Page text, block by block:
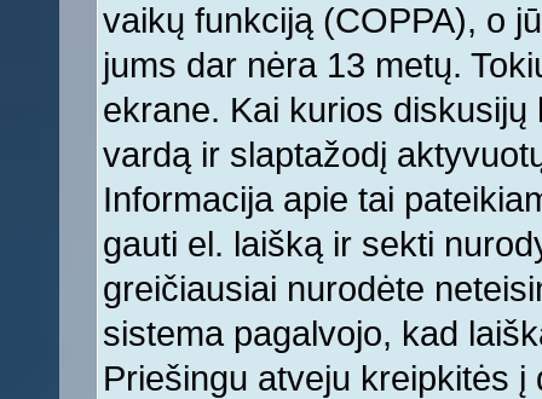
vaikų funkciją (COPPA), o
jums dar nėra 13 metų.
ekrane. Kai kurios
vardą ir slaptažodį
Informacija apie tai
gauti el. laišką ir sekti
greičiausiai nurodėte
sistema pagalvojo, kad
Priešingu atveju kreipkitės